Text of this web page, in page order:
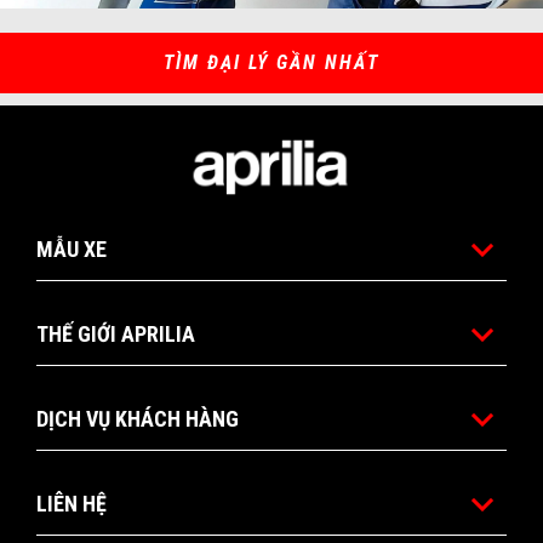
of
of
TÌM ĐẠI LÝ GẦN NHẤT
MẪU XE
THẾ GIỚI APRILIA
DỊCH VỤ KHÁCH HÀNG
LIÊN HỆ